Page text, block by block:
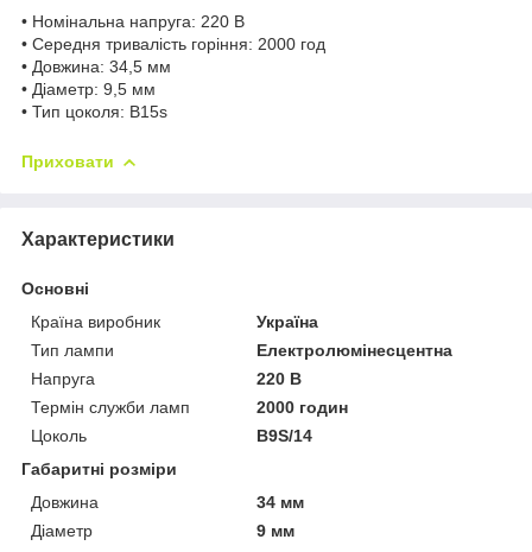
• Номінальна напруга: 220 В
• Середня тривалість горіння: 2000 год
• Довжина: 34,5 мм
• Діаметр: 9,5 мм
• Тип цоколя: B15s
Приховати
Характеристики
Основні
Країна виробник
Україна
Тип лампи
Електролюмінесцентна
Напруга
220 В
Термін служби ламп
2000 годин
Цоколь
B9S/14
Габаритні розміри
Довжина
34 мм
Діаметр
9 мм